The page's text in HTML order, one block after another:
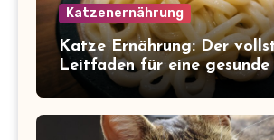
Katzenernährung
Katze Ernährung: Der
Leitfaden für eine